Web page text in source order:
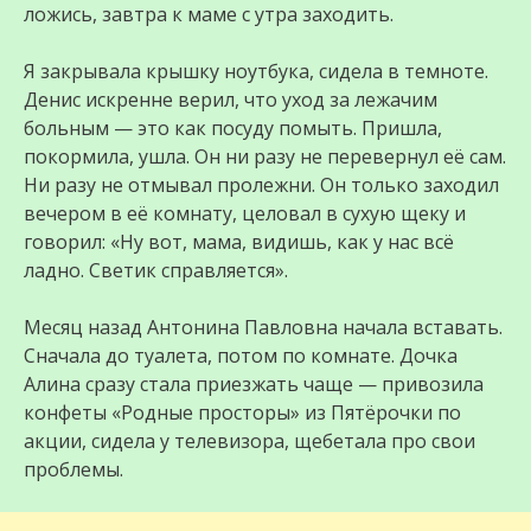
ложись, завтра к маме с утра заходить.
Я закрывала крышку ноутбука, сидела в темноте.
Денис искренне верил, что уход за лежачим
больным — это как посуду помыть. Пришла,
покормила, ушла. Он ни разу не перевернул её сам.
Ни разу не отмывал пролежни. Он только заходил
вечером в её комнату, целовал в сухую щеку и
говорил: «Ну вот, мама, видишь, как у нас всё
ладно. Светик справляется».
Месяц назад Антонина Павловна начала вставать.
Сначала до туалета, потом по комнате. Дочка
Алина сразу стала приезжать чаще — привозила
конфеты «Родные просторы» из Пятёрочки по
акции, сидела у телевизора, щебетала про свои
проблемы.